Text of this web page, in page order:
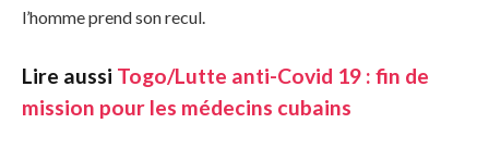
l’homme prend son recul.
Lire aussi Togo/Lutte anti-Covid 19 : fin de
mission pour les médecins cubains